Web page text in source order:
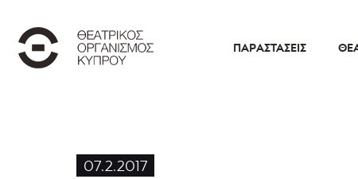
ΠΑΡΑΣΤΆΣΕΙΣ
07.2.2017